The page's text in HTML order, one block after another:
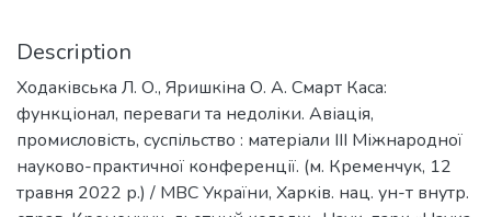
Description
Ходаківська Л. О., Яришкіна О. А. Смарт Каса:
функціонал, переваги та недоліки. Авіація,
промисловість, суспільство : матеріали ІІІ Міжнародної
науково-практичної конференції. (м. Кременчук, 12
травня 2022 р.) / МВС України, Харків. нац. ун-т внутр.